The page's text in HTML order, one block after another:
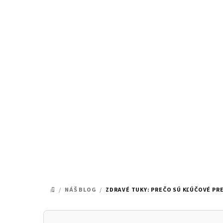
DOMOV
/ NÁŠ BLOG / ZDRAVÉ TUKY: PREČO SÚ KĽÚČOVÉ
B